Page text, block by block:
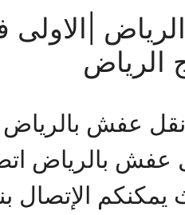
|الاولى
الرياض
عفش بالرياض
عفش بالرياض
الإتصال